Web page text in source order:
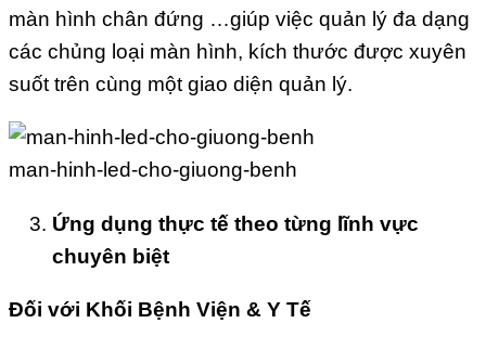
màn hình chân đứng …giúp việc quản lý đa dạng
các chủng loại màn hình, kích thước được xuyên
suốt trên cùng một giao diện quản lý.
man-hinh-led-cho-giuong-benh
Ứng dụng thực tế theo từng lĩnh vực
chuyên biệt
Đối với Khối Bệnh Viện & Y Tế